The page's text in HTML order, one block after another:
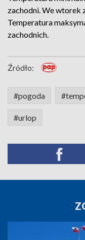
zachodni. We wtorek
Temperatura
zachodnich.
Źródło:
#pogoda
#urlop